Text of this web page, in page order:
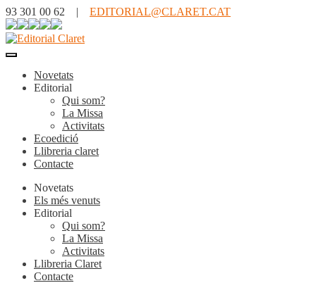
93 301 00 62 | EDITORIAL@CLARET.CAT
Novetats
Editorial
Qui som?
La Missa
Activitats
Ecoedició
Llibreria claret
Contacte
Novetats
Els més venuts
Editorial
Qui som?
La Missa
Activitats
Llibreria Claret
Contacte